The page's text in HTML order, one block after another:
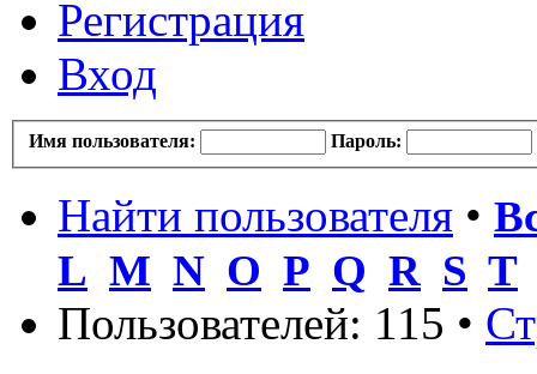
Регистрация
Вход
Имя пользователя: Пароль:
Найти пользователя •
L M N O P Q R S T
Пользователей: 115 •